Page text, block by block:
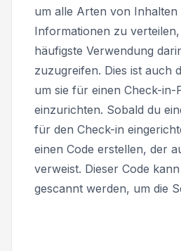
um alle Arten von Inhalten
Informationen zu
häufigste Verwendung
zuzugreifen. Dies ist auch
um sie für einen Check-in-
einzurichten. Sobald du
für den Check-in
einen Code erstellen, der
verweist. Dieser Code
gescannt werden, um die